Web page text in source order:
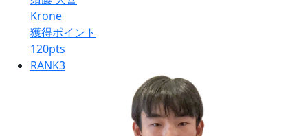
Krone
獲得ポイント
120pts
RANK3